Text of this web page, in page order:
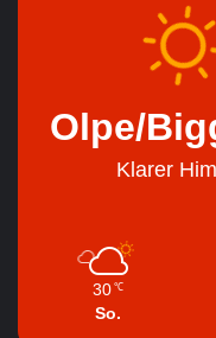
Olpe/
Klarer
30 ℃
So.